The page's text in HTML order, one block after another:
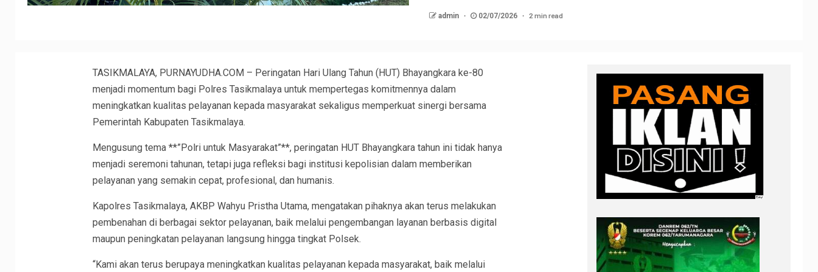
admin 02/07/2026 2 min read
TASIKMALAYA, PURNAYUDHA.COM – Peringatan Hari Ulang Tahun (HUT) Bhayangkara ke-80
menjadi momentum bagi Polres Tasikmalaya untuk mempertegas komitmennya dalam
meningkatkan kualitas pelayanan kepada masyarakat sekaligus memperkuat sinergi bersama
Pemerintah Kabupaten Tasikmalaya.
Mengusung tema **”Polri untuk Masyarakat”**, peringatan HUT Bhayangkara tahun ini tidak hanya
menjadi seremoni tahunan, tetapi juga refleksi bagi institusi kepolisian dalam memberikan
pelayanan yang semakin cepat, profesional, dan humanis.
Kapolres Tasikmalaya, AKBP Wahyu Pristha Utama, mengatakan pihaknya akan terus melakukan
pembenahan di berbagai sektor pelayanan, baik melalui pengembangan layanan berbasis digital
maupun peningkatan pelayanan langsung hingga tingkat Polsek.
“Kami akan terus berupaya meningkatkan kualitas pelayanan kepada masyarakat, baik melalui